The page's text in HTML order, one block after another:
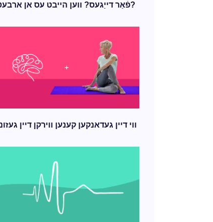
פֿאַר דייַגעס? ווען הייבט עס אן ארבעטן?
ווי דיין געדאנקען קענען ווירקן דיין